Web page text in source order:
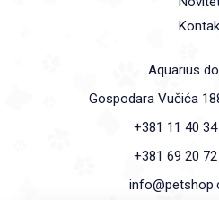
Aquarius
Gospodara Vučića
+381 11 40
+381 69 20